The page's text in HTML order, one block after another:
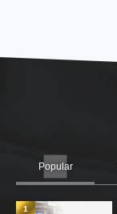
Popular
1